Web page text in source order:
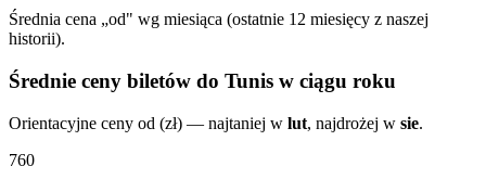
Średnia cena „od" wg miesiąca (ostatnie 12 miesięcy z naszej
historii).
Średnie ceny biletów do Tunis w ciągu roku
Orientacyjne ceny od (zł) — najtaniej w lut, najdrożej w sie.
760